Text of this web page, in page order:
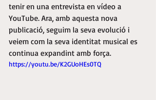
tenir en una entrevista en vídeo a
YouTube. Ara, amb aquesta nova
publicació, seguim la seva evolució i
veiem com la seva identitat musical es
continua expandint amb força.
https://youtu.be/K2GUoHEs0TQ